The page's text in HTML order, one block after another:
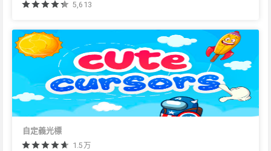
5,613
自定義光標
1.5万